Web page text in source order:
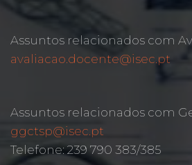
Assuntos relacionados com
avaliacao.docente@isec.pt
Assuntos relacionados com
ggctsp@isec.pt
Telefone: 239 790 383/385